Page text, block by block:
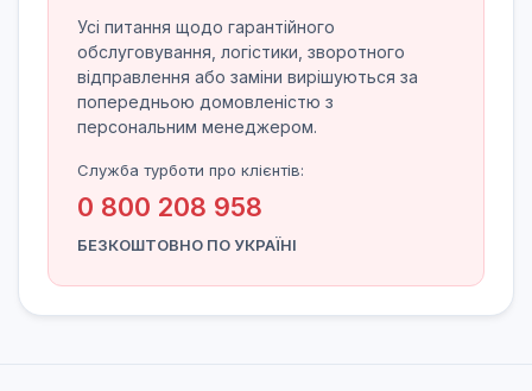
Усі питання щодо гарантійного
обслуговування, логістики, зворотного
відправлення або заміни вирішуються за
попередньою домовленістю з
персональним менеджером.
Служба турботи про клієнтів:
0 800 208 958
БЕЗКОШТОВНО ПО УКРАЇНІ